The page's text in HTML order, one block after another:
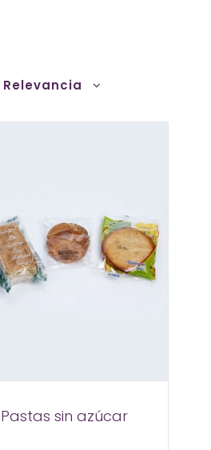
Relevancia
Pastas sin azúcar